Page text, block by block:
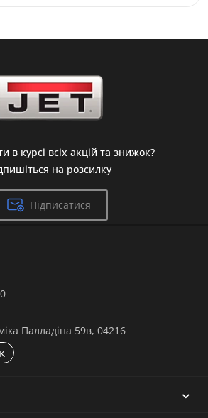
в курсі всіх акцій та знижок?
на розсилку
Підписатися
Палладіна 59в, 04216